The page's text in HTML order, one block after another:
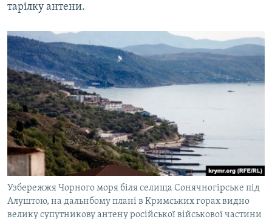
тарілку антени.
Узбережжя Чорного моря біля селища Сонячногірське під
Алуштою, на дальнбому плані в Кримських горах видно
велику супутникову антену російської військової частини